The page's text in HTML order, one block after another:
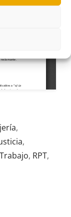
,
,
, RPT,